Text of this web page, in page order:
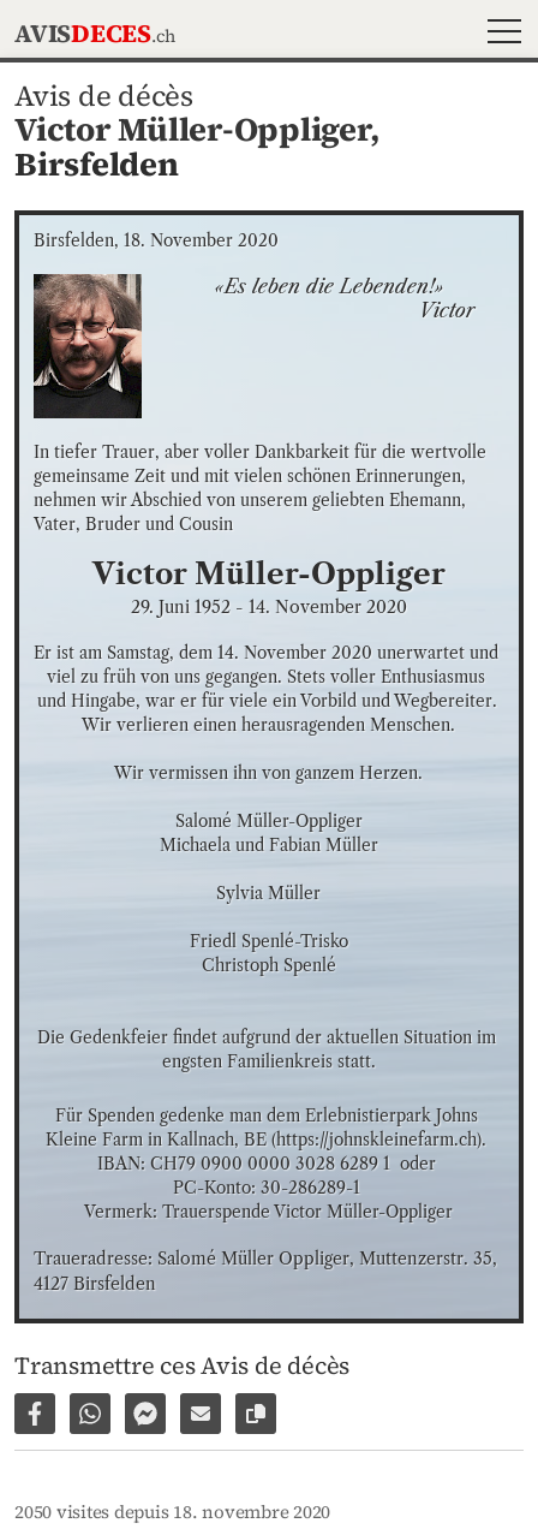
AVISDECES.ch
Avis de décès
Victor Müller-Oppliger,
Birsfelden
Birsfelden, 18. November 2020
«Es leben die Lebenden!»
                                       Victor
In tiefer Trauer, aber voller Dankbarkeit für die wertvolle
gemeinsame Zeit und mit vielen schönen Erinnerungen,
nehmen wir Abschied von unserem geliebten Ehemann,
Vater, Bruder und Cousin
Victor Müller-Oppliger
29. Juni 1952- 14. November 2020
Er ist am Samstag, dem 14. November 2020 unerwartet und
viel zu früh von uns gegangen. Stets voller Enthusiasmus
und Hingabe, war er für viele ein Vorbild und Wegbereiter.
Wir verlieren einen herausragenden Menschen.
Wir vermissen ihn von ganzem Herzen.
Salomé Müller-Oppliger
Michaela und Fabian Müller
Sylvia Müller
Friedl Spenlé-Trisko
Christoph Spenlé
Die Gedenkfeier findet aufgrund der aktuellen Situation im
engsten Familienkreis statt.
Für Spenden gedenke man dem Erlebnistierpark Johns
Kleine Farm in Kallnach, BE (https://johnskleinefarm.ch).
IBAN: CH79 0900 0000 3028 6289 1  oder
PC-Konto: 30-286289-1
Vermerk: Trauerspende Victor Müller-Oppliger
Traueradresse: Salomé Müller Oppliger, Muttenzerstr. 35,
4127 Birsfelden
Transmettre ces Avis de décès
Partager sur Facebook
Partager par WhatsApp
Partager par Facebook Messenger
Partager par e-mail
Copier le lien vers la page
2050 visites depuis 18. novembre 2020